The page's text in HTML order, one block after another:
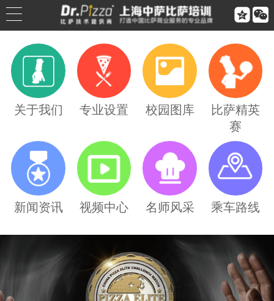


公司简介
公司荣誉
联系我们
合作伙伴
乘车路线
关于我们 专业设置 校园图库
比萨精英
赛
新闻资讯 视频中心 名师风采 乘车路线
Dr.Pizza2026第三季度培训课程排期：从0